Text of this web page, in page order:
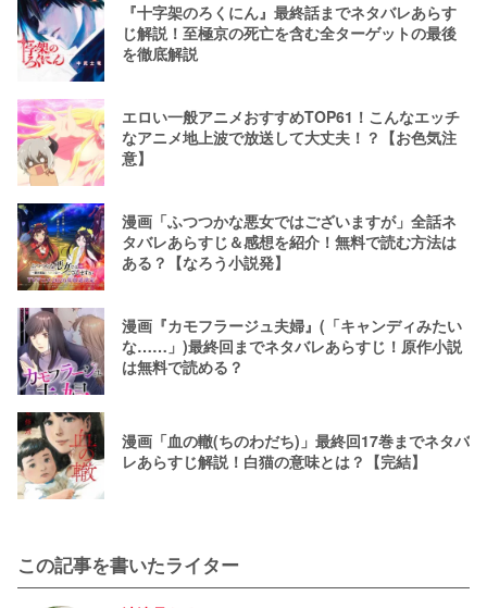
『十字架のろくにん』最終話までネタバレあらす
じ解説！至極京の死亡を含む全ターゲットの最後
を徹底解説
エロい一般アニメおすすめTOP61！こんなエッチ
なアニメ地上波で放送して大丈夫！？【お色気注
意】
漫画「ふつつかな悪女ではございますが」全話ネ
タバレあらすじ＆感想を紹介！無料で読む方法は
ある？【なろう小説発】
漫画『カモフラージュ夫婦』(「キャンディみたい
な……」)最終回までネタバレあらすじ！原作小説
は無料で読める？
漫画「血の轍(ちのわだち)」最終回17巻までネタバ
レあらすじ解説！白猫の意味とは？【完結】
この記事を書いたライター